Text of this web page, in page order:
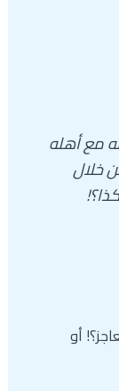
مع أهله
خلال
أو